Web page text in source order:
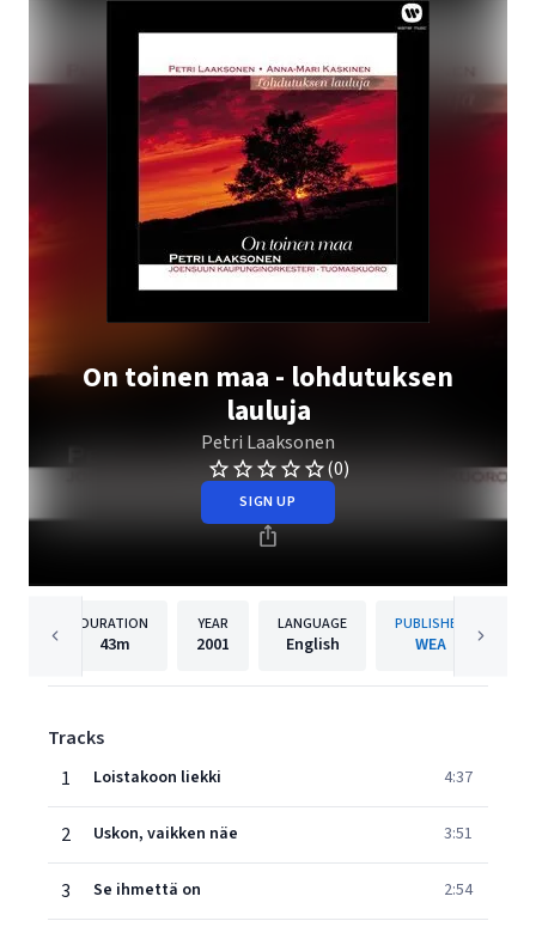
On toinen maa - lohdutuksen
lauluja
Petri Laaksonen
(0)
SIGN UP
DURATION
43m
YEAR
2001
LANGUAGE
English
PUBLISHER
WEA
Tracks
1
Loistakoon liekki 4:37
2 Uskon, vaikken näe 3:51
3 Se ihmettä on 2:54